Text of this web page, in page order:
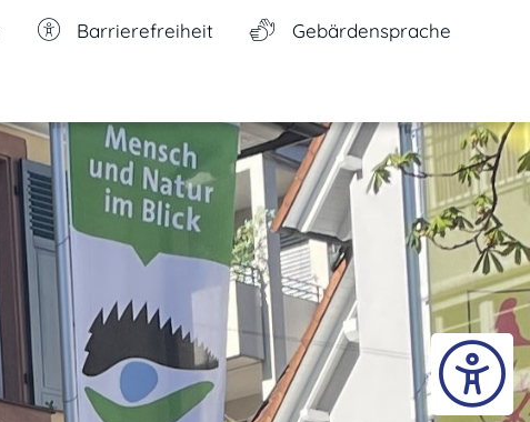
Barrierefreiheit Gebärdensprache